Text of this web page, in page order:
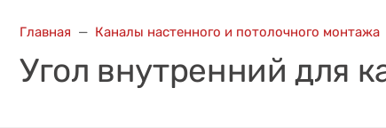
Главная Каналы настенного и потолочного монтажа
Угол внутренний для